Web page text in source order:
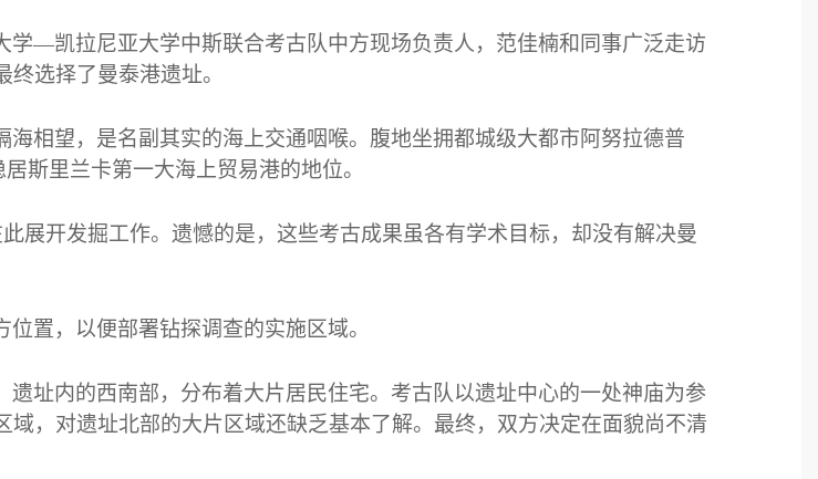
—凯拉尼亚大学中斯联合考古队中方现场负责人，范佳楠和同事广泛走访
选择了曼泰港遗址。
相望，是名副其实的海上交通咽喉。腹地坐拥都城级大都市阿努拉德普
斯里兰卡第一大海上贸易港的地位。
展开发掘工作。遗憾的是，这些考古成果虽各有学术目标，却没有解决曼
置，以便部署钻探调查的实施区域。
址内的西南部，分布着大片居民住宅。考古队以遗址中心的一处神庙为参
，对遗址北部的大片区域还缺乏基本了解。最终，双方决定在面貌尚不清